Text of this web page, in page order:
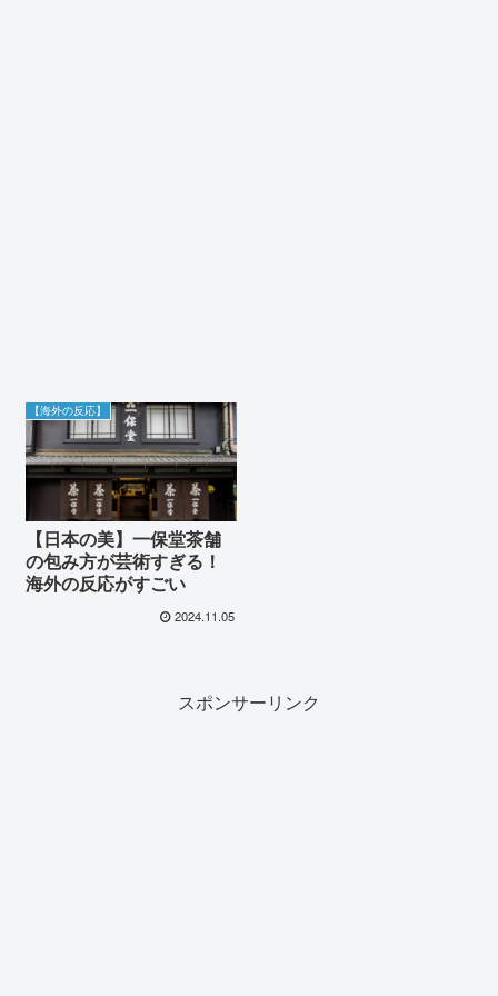
【海外の反応】
【日本の美】一保堂茶舗
の包み方が芸術すぎる！
海外の反応がすごい
2024.11.05
スポンサーリンク